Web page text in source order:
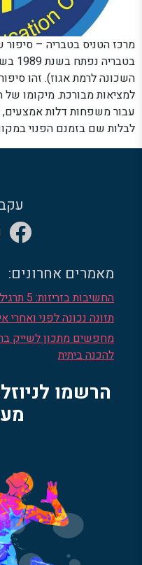
מרכז הטניס בטבריה –
השכונה לרמת אגוז). זהו
למציאות מבורכת. מיקומו של
עבור משפחות דלות אמצעים,
לבלות שם בזמנם הפנוי
מאמרים אחרונים:
החשיבות בזריזות: 5 תרגילי זריזות שיהפכו אתכם לאלופים
תזונה נכונה לפני ואחרי
להכנה ביתית
הרשמו